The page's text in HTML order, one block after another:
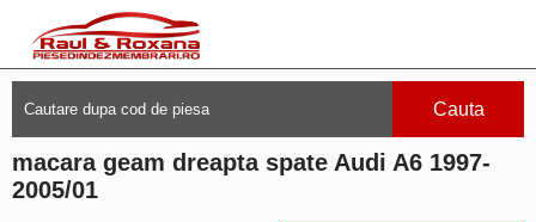
Cauta
macara geam dreapta spate Audi A6 1997-
2005/01